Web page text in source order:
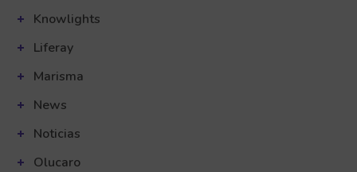
Knowlights
Liferay
Marisma
News
Noticias
Olucaro